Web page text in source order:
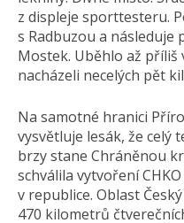
z displeje sporttesteru.
s Radbuzou a následuje
Mostek. Uběhlo až příliš
nacházeli necelých pět
Na samotné hranici
vysvětluje lesák, že celý
brzy stane Chráněnou
schválila vytvoření
v republice. Oblast
470 kilometrů